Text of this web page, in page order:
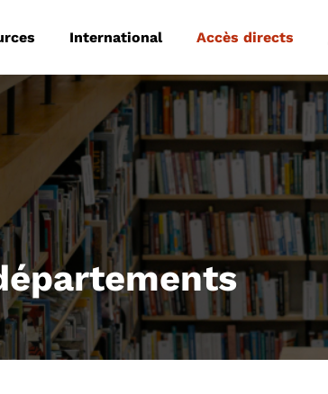
International Accès directs